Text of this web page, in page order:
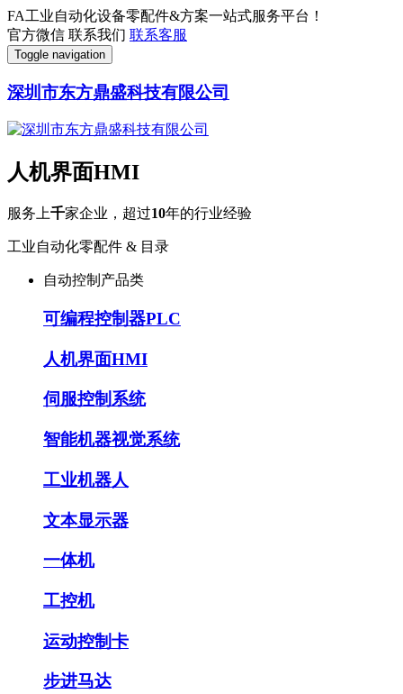
FA工业自动化设备零配件&方案一站式服务平台！
官方微信 联系我们 联系客服
Toggle navigation
深圳市东方鼎盛科技有限公司
人机界面HMI
服务上千家企业，超过10年的行业经验
工业自动化零配件 & 目录
自动控制产品类
可编程控制器PLC
人机界面HMI
伺服控制系统
智能机器视觉系统
工业机器人
文本显示器
一体机
工控机
运动控制卡
步进马达